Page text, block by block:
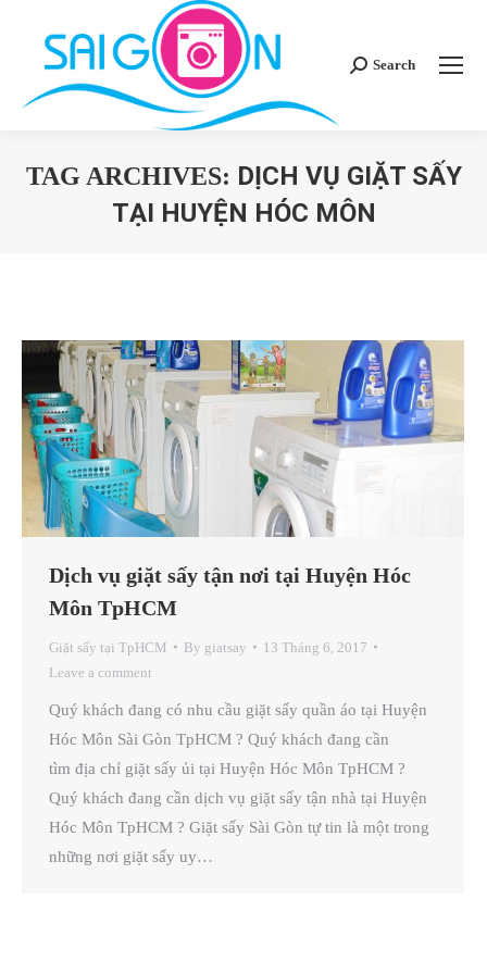
Search:
Search
TAG ARCHIVES: DỊCH VỤ GIẶT SẤY
TẠI HUYỆN HÓC MÔN
Dịch vụ giặt sấy tận nơi tại Huyện Hóc
Môn TpHCM
Giặt sấy tại TpHCM By giatsay
13 Tháng 6, 2017
Leave a comment
Quý khách đang có nhu cầu giặt sấy quần áo tại Huyện
Hóc Môn Sài Gòn TpHCM ? Quý khách đang cần
tìm địa chỉ giặt sấy ủi tại Huyện Hóc Môn TpHCM ?
Quý khách đang cần dịch vụ giặt sấy tận nhà tại Huyện
Hóc Môn TpHCM ? Giặt sấy Sài Gòn tự tin là một trong
những nơi giặt sấy uy…